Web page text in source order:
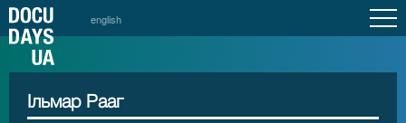
english
Ільмар Рааг